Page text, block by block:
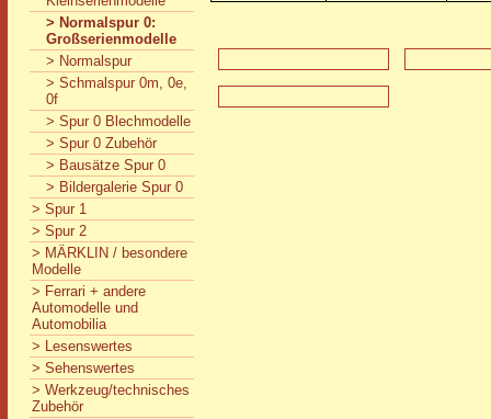
> Normalspur 0:
Großserienmodelle
> Normalspur
> Schmalspur 0m, 0e,
0f
> Spur 0 Blechmodelle
> Spur 0 Zubehör
> Bausätze Spur 0
> Bildergalerie Spur 0
> Spur 1
> Spur 2
> MÄRKLIN / besondere
Modelle
> Ferrari + andere
Automodelle und
Automobilia
> Lesenswertes
> Sehenswertes
> Werkzeug/technisches
Zubehör